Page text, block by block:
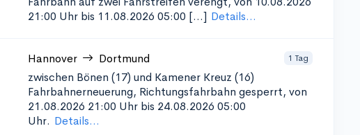
21:00 Uhr bis 11.08.2026 05:00 [...] Details...
Hannover Dortmund 1 Tag
zwischen Bönen (17) und Kamener Kreuz (16)
Fahrbahnerneuerung, Richtungsfahrbahn gesperrt, von
21.08.2026 21:00 Uhr bis 24.08.2026 05:00
Uhr. Details...